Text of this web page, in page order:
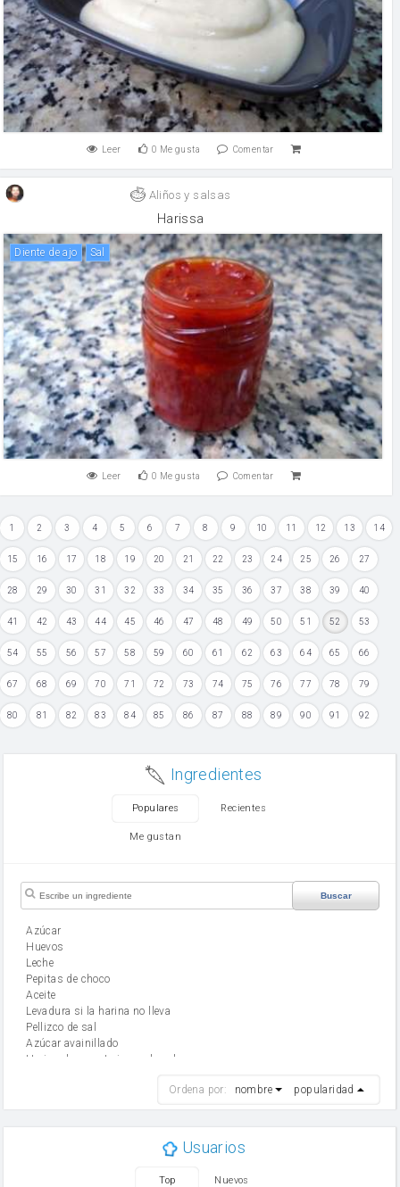
Leer 0 Me gusta Comentar
Aliños y salsas
Harissa
Diente de ajo sal
Leer 0 Me gusta Comentar
1 2 3 4 5 6 7 8 9 10 11 12 13 14
15 16 17 18 19 20 21 22 23 24 25 26 27
28 29 30 31 32 33 34 35 36 37 38 39 40
41 42 43 44 45 46 47 48 49 50 51 52 53
54 55 56 57 58 59 60 61 62 63 64 65 66
67 68 69 70 71 72 73 74 75 76 77 78 79
80 81 82 83 84 85 86 87 88 89 90 91 92
Ingredientes
Populares Recientes
Me gustan
Buscar
Azúcar
huevos
leche
Pepitas de choco
aceite
Levadura si la harina no lleva
Pellizco de sal
Azúcar avainillado
Harina de reposteria con levadura
mantequilla
Ordena por: nombre popularidad
Usuarios
Top Nuevos